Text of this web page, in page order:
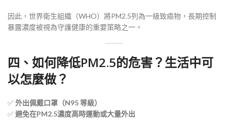
因此，世界衛生組織（WHO）將PM2.5列為一級致癌物，長期控制
暴露濃度被視為守護健康的重要策略之一。
四、如何降低PM2.5的危害？生活中可
以怎麼做？
✅外出佩戴口罩（N95 等級）
✅避免在PM2.5濃度高時運動或大量外出